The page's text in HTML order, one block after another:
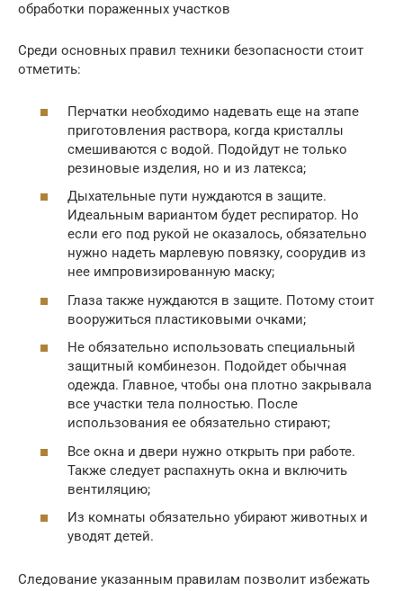
обработки пораженных участков
Среди основных правил техники безопасности стоит
отметить:
Перчатки необходимо надевать еще на этапе
приготовления раствора, когда кристаллы
смешиваются с водой. Подойдут не только
резиновые изделия, но и из латекса;
Дыхательные пути нуждаются в защите.
Идеальным вариантом будет респиратор. Но
если его под рукой не оказалось, обязательно
нужно надеть марлевую повязку, соорудив из
нее импровизированную маску;
Глаза также нуждаются в защите. Потому стоит
вооружиться пластиковыми очками;
Не обязательно использовать специальный
защитный комбинезон. Подойдет обычная
одежда. Главное, чтобы она плотно закрывала
все участки тела полностью. После
использования ее обязательно стирают;
Все окна и двери нужно открыть при работе.
Также следует распахнуть окна и включить
вентиляцию;
Из комнаты обязательно убирают животных и
уводят детей.
Следование указанным правилам позволит избежать